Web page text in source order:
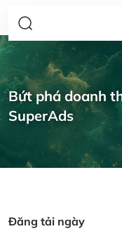
Bứt phá doanh
SuperAds
Đăng tải ngày